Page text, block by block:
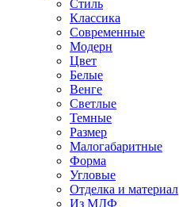
Стиль
Классика
Современные
Модерн
Цвет
Белые
Венге
Светлые
Темные
Размер
Малогабаритные
Форма
Угловые
Отделка и материал
Из МДФ